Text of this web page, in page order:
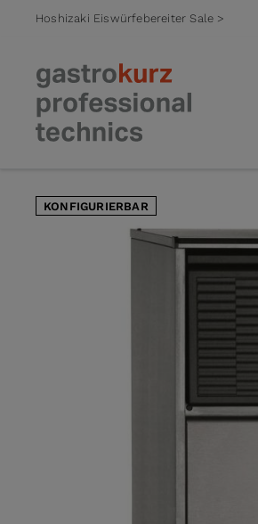
Hoshizaki Eiswürfebereiter Sale >
KONFIGURIERBAR